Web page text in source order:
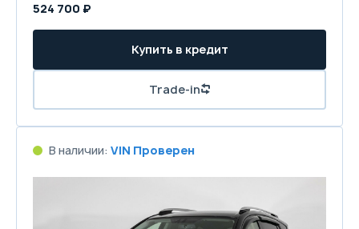
524 700 ₽
Купить в кредит
Trade-in
В наличии: VIN Проверен